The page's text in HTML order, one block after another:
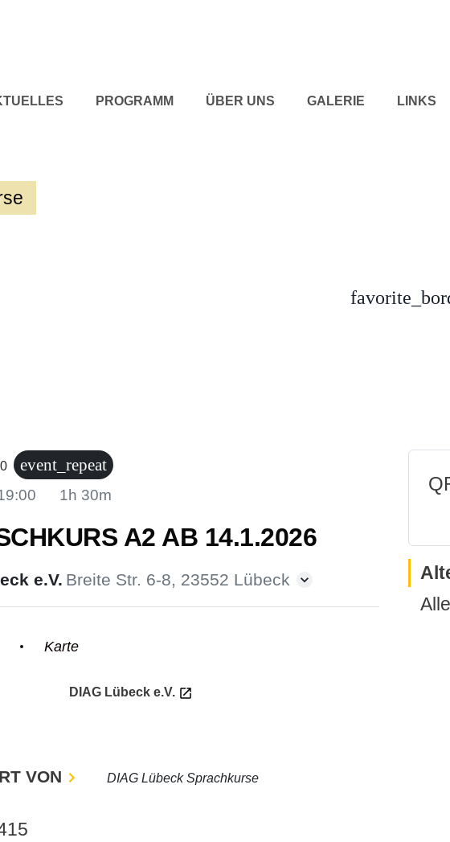
PROGRAMM ÜBER UNS GALERIE LINKS
event_repeat
1h 30m
A2 AB 14.1.2026
e.V. Breite Str. 6-8, 23552 Lübeck
Karte
DIAG Lübeck e.V.
VON DIAG Lübeck Sprachkurse
Alle